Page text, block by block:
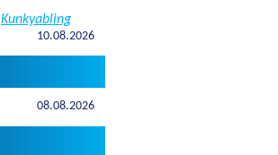
Kunkyabling
10.08.2026
08.08.2026